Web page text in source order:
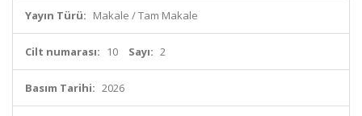
Yayın Türü: Makale / Tam Makale
Cilt numarası: 10 Sayı: 2
Basım Tarihi: 2026